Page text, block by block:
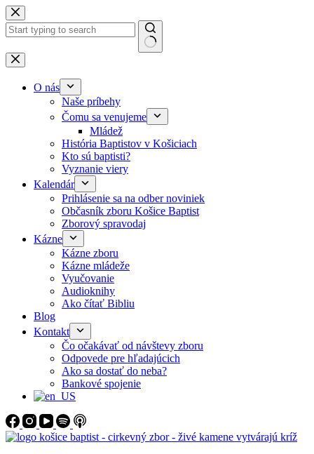
Skip to content
No results
O nás
Naše príbehy
Čomu sa venujeme
Mládež
História Baptistov v Košiciach
Kto sú baptisti?
Vyznanie viery
Kalendár
Prihlásenie sa na odber noviniek
Občasník zboru Košice Baptist
Zborový spravodaj
Kázne
Kázne zboru
Kázne mládeže
Vyučovanie
Audioknihy
Ako čítať Bibliu
Blog
Kontakt
Čo očakávať od návštevy zboru
Odpovede pre hľadajúcich
Ako sa dostať do neba?
Bankové spojenie